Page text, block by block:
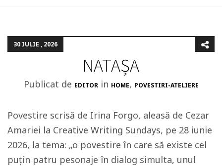
30 IULIE , 2026
NATAȘA
Publicat de EDITOR in HOME, POVESTIRI-ATELIERE
Povestire scrisă de Irina Forgo, aleasă de Cezar
Amariei la Creative Writing Sundays, pe 28 iunie
2026, la tema: „o povestire în care să existe cel
puțin patru pesonaje în dialog simulta, unul